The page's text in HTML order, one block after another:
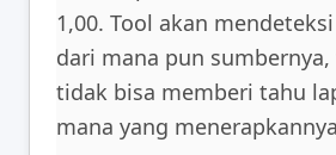
1,00. Tool akan
dari mana pun
tidak bisa memberi tahu
mana yang